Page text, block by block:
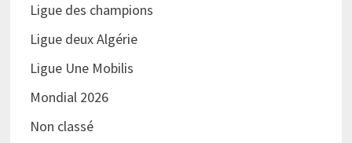
Ligue des champions
Ligue deux Algérie
Ligue Une Mobilis
Mondial 2026
Non classé